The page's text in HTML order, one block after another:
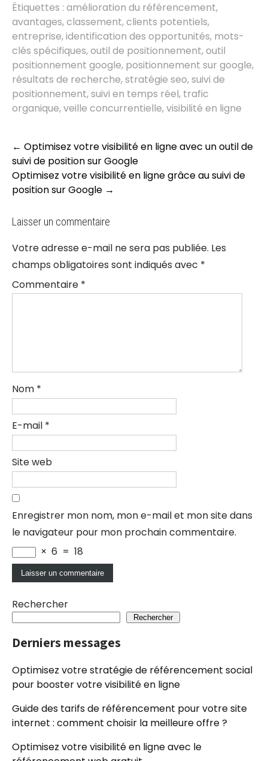
Étiquettes : amélioration du référencement,
avantages,classement,clients potentiels,
entreprise,identification des opportunités, mots-
clés spécifiques,outil de positionnement,outil
positionnement google, positionnement sur google,
résultats de recherche,stratégie seo,suivi de
positionnement,suivi en temps réel, trafic
organique,veille concurrentielle,visibilité en ligne
Post
navigation
← Optimisez votre visibilité en ligne avec un outil de
suivi de position sur Google
Optimisez votre visibilité en ligne grâce au suivi de
position sur Google →
Laisser un commentaire
Votre adresse e-mail ne sera pas publiée. Les
champs obligatoires sont indiqués avec *
Commentaire *
Nom *
E-mail *
Site web
Enregistrer mon nom, mon e-mail et mon site dans
le navigateur pour mon prochain commentaire.
× 6 = 18
Rechercher
Rechercher
Derniers messages
Optimisez votre stratégie de référencement social
pour booster votre visibilité en ligne
Guide des tarifs de référencement pour votre site
internet : comment choisir la meilleure offre ?
Optimisez votre visibilité en ligne avec le